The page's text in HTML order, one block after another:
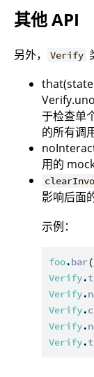
其他 API
另外， Verify
于检查单
的所有调
用的
影响后面
示例：
foo.bar
Verify.
Verify.
Verify.
Verify.
Verify.